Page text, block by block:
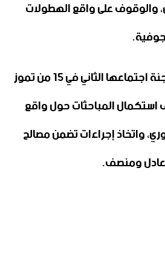
والوقوف على واقع الهطولات
من المنتظر أن تعقد اللجنة اجتماعها الثاني في 15 من تموز
المباحثات حول واقع
واتخاذ إجراءات تضمن مصالح
عادل ومنصف.